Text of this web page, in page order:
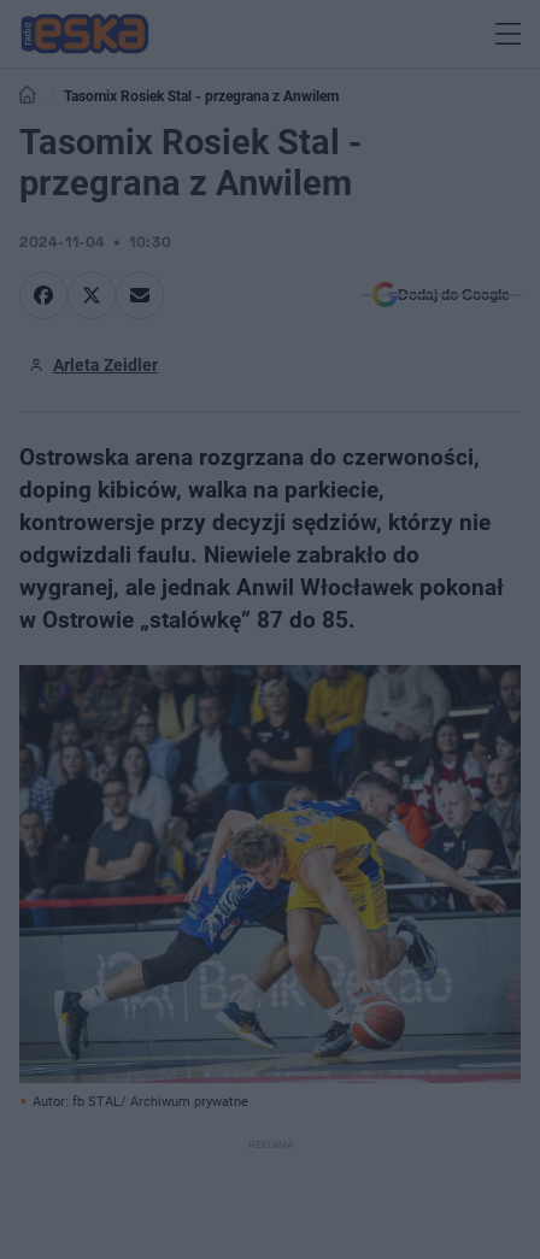
Tasomix Rosiek Stal - przegrana z Anwilem
Tasomix Rosiek Stal -
przegrana z Anwilem
2024-11-04 10:30
Dodaj do Google
Arleta Zeidler
Ostrowska arena rozgrzana do czerwoności,
doping kibiców, walka na parkiecie,
kontrowersje przy decyzji sędziów, którzy nie
odgwizdali faulu. Niewiele zabrakło do
wygranej, ale jednak Anwil Włocławek pokonał
w Ostrowie „stalówkę” 87 do 85.
Autor: fb STAL/ Archiwum prywatne